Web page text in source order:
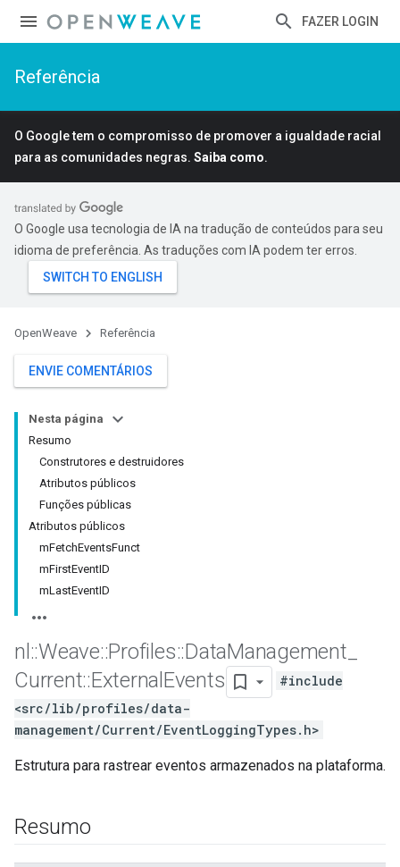
FAZER LOGIN
Referência
O Google tem o compromisso de promover a igualdade racial
para as comunidades negras. Saiba como.
O Google usa tecnologia de IA na tradução de conteúdos para seu
idioma de preferência. As traduções com IA podem ter erros.
OpenWeave Referência
ENVIE COMENTÁRIOS
Nesta página
Resumo
Construtores e destruidores
Atributos públicos
Funções públicas
Atributos públicos
mFetchEventsFunct
mFirstEventID
mLastEventID
nl ::Weave::Profiles::DataManagement
Current::External Events
#include
<src/lib/profiles/data-
management/Current/EventLoggingTypes.h>
Estrutura para rastrear eventos armazenados na plataforma.
Resumo